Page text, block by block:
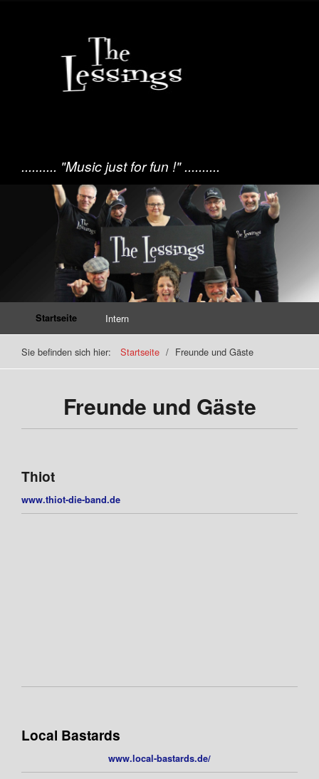
.......... "Music just for fun !" ..........
Startseite Intern
Sie befinden sich hier: Startseite / Freunde und Gäste
Freunde und Gäste
Thiot
www.thiot-die-band.de
Local Bastards
www.local-bastards.de/